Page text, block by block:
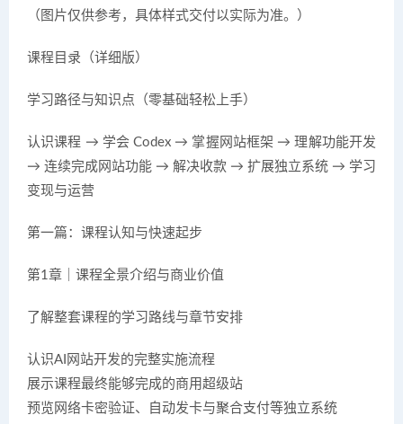
（图片仅供参考，具体样式交付以实际为准。）
课程目录（详细版）
学习路径与知识点（零基础轻松上手）
认识课程 → 学会 Codex → 掌握网站框架 → 理解功能开发
→ 连续完成网站功能 → 解决收款 → 扩展独立系统 → 学习
变现与运营
第一篇：课程认知与快速起步
第1章｜课程全景介绍与商业价值
了解整套课程的学习路线与章节安排
认识AI网站开发的完整实施流程
展示课程最终能够完成的商用超级站
预览网络卡密验证、自动发卡与聚合支付等独立系统